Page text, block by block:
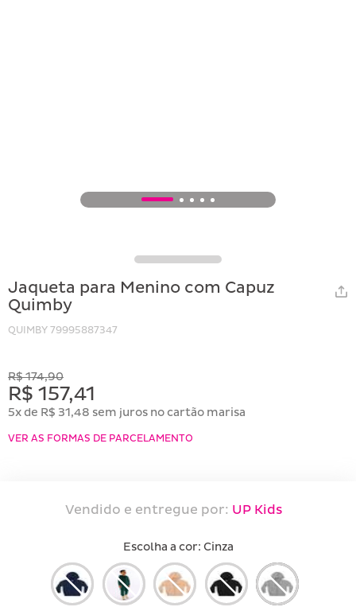
1 2 3 4 5
Jaqueta para Menino com Capuz
Quimby
QUIMBY 79995887347
R$ 174,90
R$ 157,41
5x de R$ 31,48 sem juros no cartão marisa
VER AS FORMAS DE PARCELAMENTO
Vendido e entregue por: UP Kids
Escolha a cor: cinza